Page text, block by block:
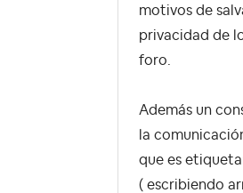
motivos de
privacidad de
foro.
Además un
la
que es
( escribiendo